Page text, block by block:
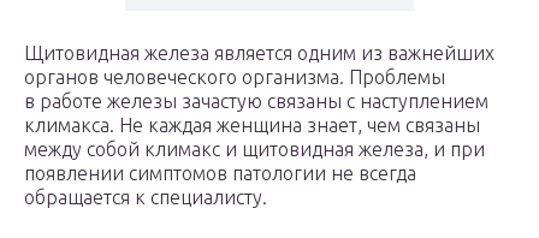
Щитовидная железа является одним из важнейших
органов человеческого организма. Проблемы
в работе железы зачастую связаны с наступлением
климакса. Не каждая женщина знает, чем связаны
между собой климакс и щитовидная железа, и при
появлении симптомов патологии не всегда
обращается к специалисту.